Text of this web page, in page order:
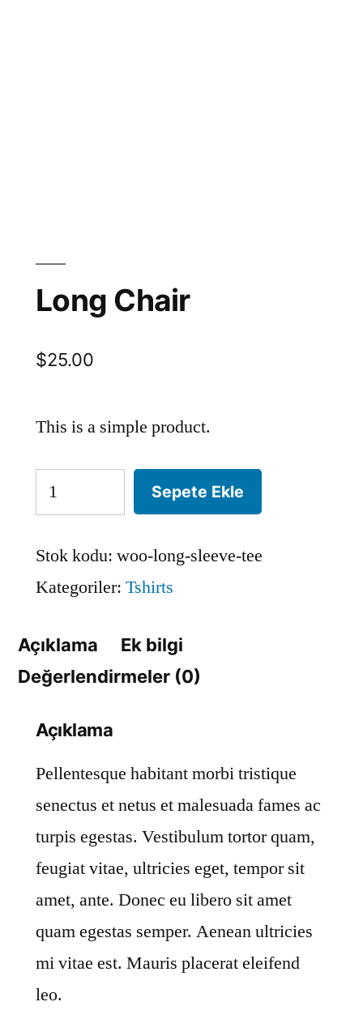
Long Chair
$25.00
This is a simple product.
Sepete Ekle
Stok kodu: woo-long-sleeve-tee
Kategoriler: Tshirts
Açıklama
Ek bilgi
Değerlendirmeler (0)
Açıklama
Pellentesque habitant morbi tristique
senectus et netus et malesuada fames ac
turpis egestas. Vestibulum tortor quam,
feugiat vitae, ultricies eget, tempor sit
amet, ante. Donec eu libero sit amet
quam egestas semper. Aenean ultricies
mi vitae est. Mauris placerat eleifend
leo.